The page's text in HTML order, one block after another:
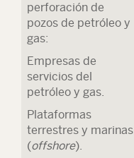
perforación de
pozos de petróleo y
gas:
Empresas de
servicios del
petróleo y gas.
Plataformas
terrestres y marinas
(offshore).